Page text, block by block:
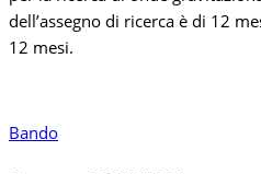
dell’assegno di ricerca è di 12
12 mesi.
Bando